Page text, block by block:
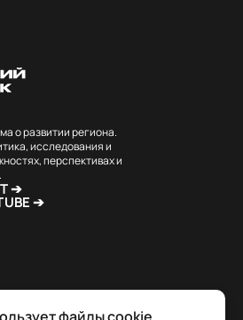
о развитии региона.
исследования и
перспективах и
➔
➔